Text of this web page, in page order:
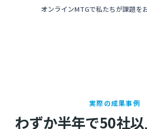
オンラインMTGで私たちが課題を
実際の成果事例
わずか半年で50社